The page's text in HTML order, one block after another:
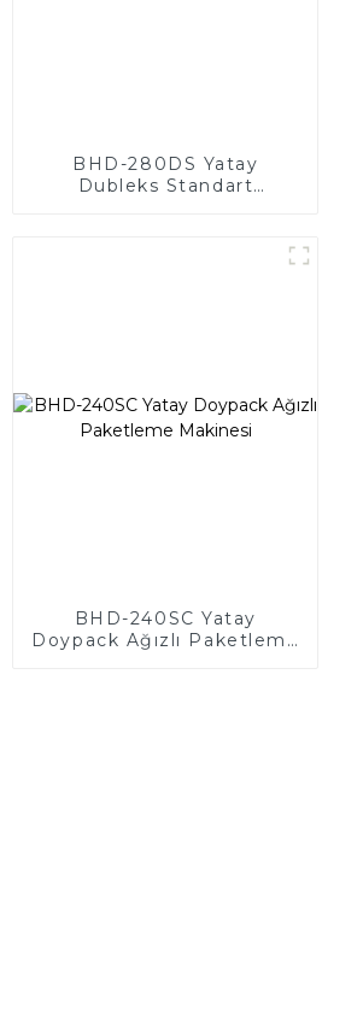
BHD-280DS Yatay
Dubleks Standart
BHD-240SC Yatay
Doypack Ağızlı Paketleme